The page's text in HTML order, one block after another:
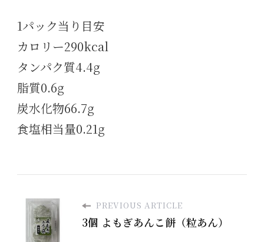
1パック当り目安
カロリー290kcal
タンパク質4.4g
脂質0.6g
炭水化物66.7g
食塩相当量0.21g
PREVIOUS ARTICLE
3個 よもぎあんこ餅（粒あん）